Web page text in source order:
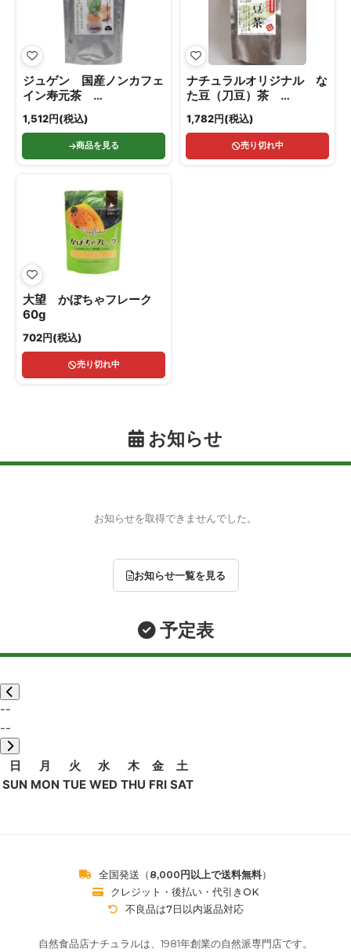
ジュゲン 国産ノンカフェ
イン寿元茶
180g(5g×36)
1,512円(税込)
商品を見る
ナチュラルオリジナル な
た豆（刀豆）茶
3g×24TB
1,782円(税込)
売り切れ中
大望 かぼちゃフレーク
60g
702円(税込)
売り切れ中
お知らせ
お知らせを取得できませんでした。
お知らせ一覧を見る
予定表
--
--
日
SUN
月
MON
火
TUE
水
WED
木
THU
金
FRI
土
SAT
全国発送（ 8,000円以上で送料無料）
クレジット・後払い・代引きOK
不良品は7日以内返品対応
自然食品店ナチュラルは、1981年創業の自然派専門店です。